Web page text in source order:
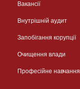
Вакансії
Внутрішній аудит
Запобігання корупції
Очищення влади
Професійне навчання